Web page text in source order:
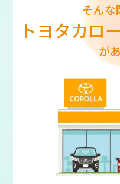
そんな
トヨタカロ
が